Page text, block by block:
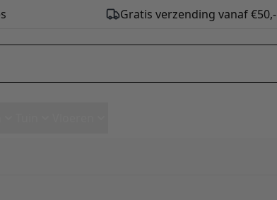
Gratis verzending vanaf €50,-